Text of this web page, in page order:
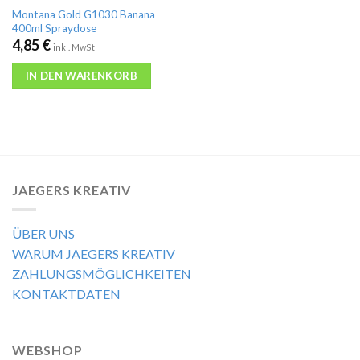
Montana Gold G1030 Banana
400ml Spraydose
4,85€ inkl. MwSt
IN DEN WARENKORB
JAEGERS KREATIV
ÜBER UNS
WARUM JAEGERS KREATIV
ZAHLUNGSMÖGLICHKEITEN
KONTAKTDATEN
WEBSHOP